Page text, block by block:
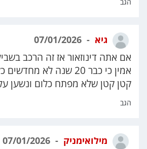
הגב
גיא
אם אתה דינוזאור אז זה הרכב
אמין כי כבר 20 שנה לא
קטן קטן שלא מפתח כלום ונשען
הגב
מילואימניק